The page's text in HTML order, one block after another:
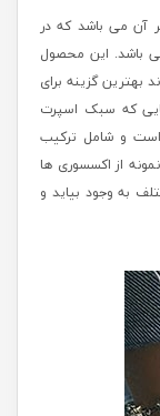
آن می باشد که در
باشد. این محصول
گزینه برای
که سبک اسپرت
است و شامل ترکیب
از اکسسوری ها
به وجود بیاید و